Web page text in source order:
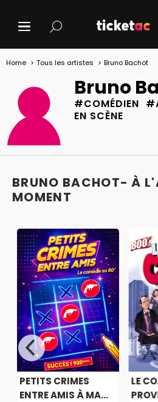
Home Tous les artistes Bruno Bachot
Bruno
#COMÉDIEN
EN SCÈNE
BRUNO BACHOT- À
MOMENT
PETITS CRIMES
ENTRE AMIS À MA...
LE